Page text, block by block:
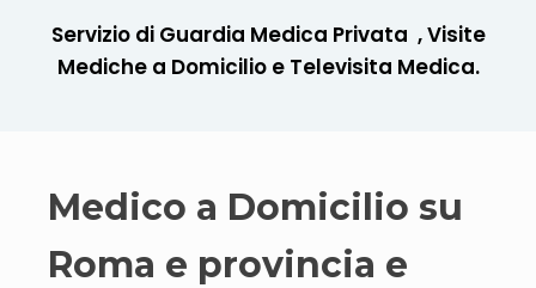
Servizio di Guardia Medica Privata , Visite
Mediche a Domicilio e Televisita Medica.
Medico a Domicilio su
Roma e provincia e